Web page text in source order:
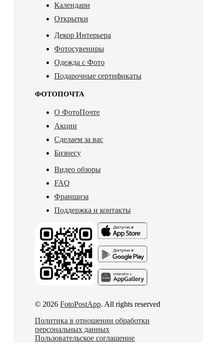
Календари
Открытки
Декор Интерьера
Фотосувениры
Одежда с Фото
Подарочные сертификаты
ФОТОПОЧТА
О ФотоПочте
Акции
Сделаем за вас
Бизнесу
Видео обзоры
FAQ
Франшиза
Поддержка и контакты
© 2026 FotoPostApp. All rights reserved
Политика в отношении обработки
персональных данных
Пользовательское соглашение